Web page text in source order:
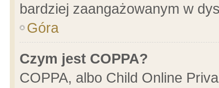
bardziej zaangażowanym w
Góra
Czym jest COPPA?
COPPA, albo Child Online